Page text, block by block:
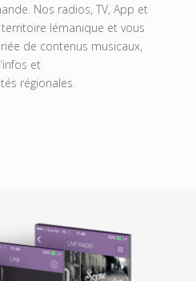
Nos radios, TV, App et
lémanique et vous
de contenus musicaux,
et
régionales.